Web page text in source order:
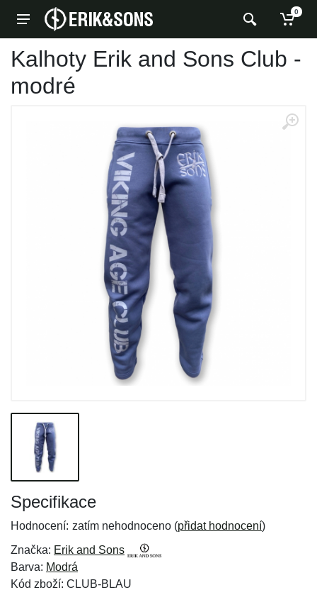
0
Kalhoty Erik and Sons Club -
modré
Specifikace
Hodnocení: zatím nehodnoceno (přidat hodnocení)
Značka: Erik and Sons
Barva: Modrá
Kód zboží: CLUB-BLAU